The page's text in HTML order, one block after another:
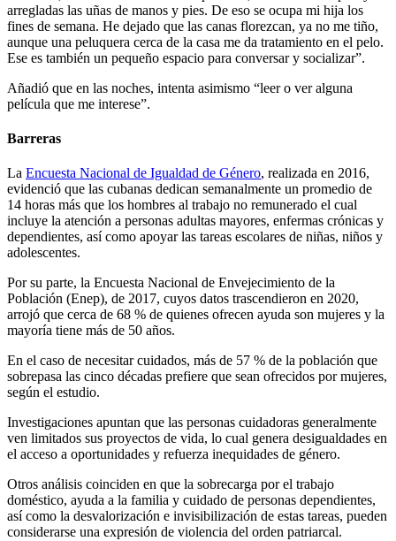
arregladas las uñas de manos y pies. De eso se ocupa mi hija los
fines de semana. He dejado que las canas florezcan, ya no me tiño,
aunque una peluquera cerca de la casa me da tratamiento en el pelo.
Ese es también un pequeño espacio para conversar y socializar”.
Añadió que en las noches, intenta asimismo “leer o ver alguna
película que me interese”.
Barreras
La Encuesta Nacional de Igualdad de Género, realizada en 2016,
evidenció que las cubanas dedican semanalmente un promedio de
14 horas más que los hombres al trabajo no remunerado el cual
incluye la atención a personas adultas mayores, enfermas crónicas y
dependientes, así como apoyar las tareas escolares de niñas, niños y
adolescentes.
Por su parte, la Encuesta Nacional de Envejecimiento de la
Población (Enep), de 2017, cuyos datos trascendieron en 2020,
arrojó que cerca de 68 % de quienes ofrecen ayuda son mujeres y la
mayoría tiene más de 50 años.
En el caso de necesitar cuidados, más de 57 % de la población que
sobrepasa las cinco décadas prefiere que sean ofrecidos por mujeres,
según el estudio.
Investigaciones apuntan que las personas cuidadoras generalmente
ven limitados sus proyectos de vida, lo cual genera desigualdades en
el acceso a oportunidades y refuerza inequidades de género.
Otros análisis coinciden en que la sobrecarga por el trabajo
doméstico, ayuda a la familia y cuidado de personas dependientes,
así como la desvalorización e invisibilización de estas tareas, pueden
considerarse una expresión de violencia del orden patriarcal.